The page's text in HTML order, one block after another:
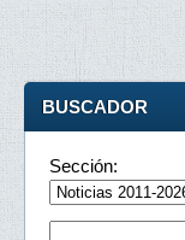
BUSCADOR
Sección: